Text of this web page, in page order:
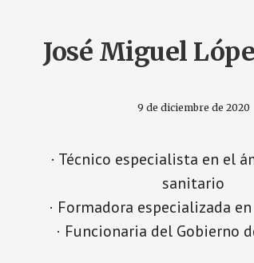
José Miguel
9 de diciembre de 2020
· Técnico especialista en el
sanitario
· Formadora especializada
· Funcionaria del Gobierno